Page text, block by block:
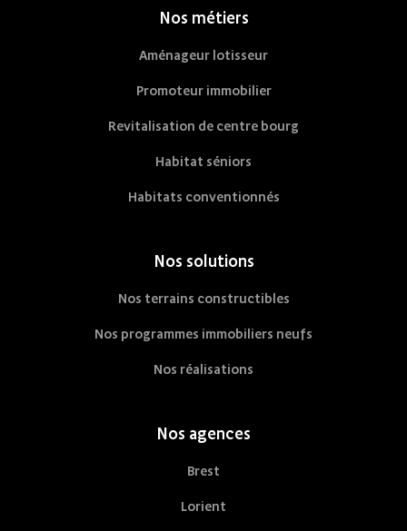
Nos métiers
Aménageur lotisseur
Promoteur immobilier
Revitalisation de centre bourg
Habitat séniors
Habitats conventionnés
Nos solutions
Nos terrains constructibles
Nos programmes immobiliers neufs
Nos réalisations
Nos agences
Brest
Lorient